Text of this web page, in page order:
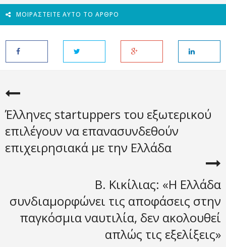
ΜΟΙΡΑΣΤΕΊΤΕ ΑΥΤΌ ΤΟ ΆΡΘΡΟ
Έλληνες startuppers του εξωτερικού
επιλέγουν να επανασυνδεθούν
επιχειρησιακά με την Ελλάδα
Β. Κικίλιας: «Η Ελλάδα
συνδιαμορφώνει τις αποφάσεις στην
παγκόσμια ναυτιλία, δεν ακολουθεί
απλώς τις εξελίξεις»